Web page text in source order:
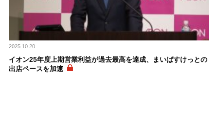
2025.10.20
イオン25年度上期営業利益が過去最高を達成、まいばすけっとの
出店ペースを加速